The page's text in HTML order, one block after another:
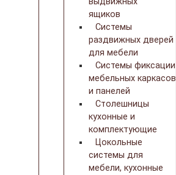
ящиков
Системы
раздвижных дверей
для мебели
Системы фиксации
мебельных каркасов
и панелей
Столешницы
кухонные и
комплектующие
Цокольные
системы для
мебели, кухонные